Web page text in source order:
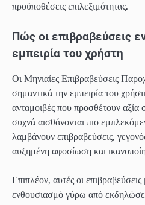
προϋποθέσεις επιλεξιμότητας.
Πώς οι επιβραβεύσεις
εμπειρία του χρήστη
Οι Μηνιαίες Επιβραβεύσεις
σημαντικά την εμπειρία του
ανταμοιβές που προσθέτουν
συχνά αισθάνονται πιο
λαμβάνουν επιβραβεύσεις,
αυξημένη αφοσίωση και
Επιπλέον, αυτές οι
ενθουσιασμό γύρω από